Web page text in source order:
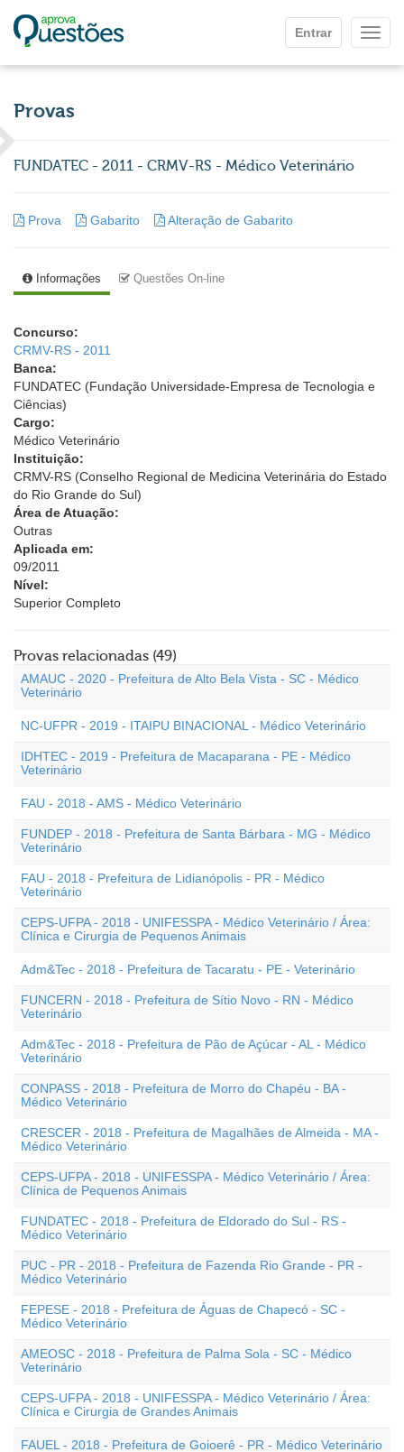
Entrar
Provas
FUNDATEC - 2011 - CRMV-RS - Médico Veterinário
Prova Gabarito Alteração de Gabarito
Informações Questões On-line
Concurso:
CRMV-RS - 2011
Banca:
FUNDATEC (Fundação Universidade-Empresa de Tecnologia e
Ciências)
Cargo:
Médico Veterinário
Instituição:
CRMV-RS (Conselho Regional de Medicina Veterinária do Estado
do Rio Grande do Sul)
Área de Atuação:
Outras
Aplicada em:
09/2011
Nível:
Superior Completo
Provas relacionadas (49)
AMAUC - 2020 - Prefeitura de Alto Bela Vista - SC - Médico
Veterinário
NC-UFPR - 2019 - ITAIPU BINACIONAL - Médico Veterinário
IDHTEC - 2019 - Prefeitura de Macaparana - PE - Médico
Veterinário
FAU - 2018 - AMS - Médico Veterinário
FUNDEP - 2018 - Prefeitura de Santa Bárbara - MG - Médico
Veterinário
FAU - 2018 - Prefeitura de Lidianópolis - PR - Médico
Veterinário
CEPS-UFPA - 2018 - UNIFESSPA - Médico Veterinário / Área:
Clínica e Cirurgia de Pequenos Animais
Adm&Tec - 2018 - Prefeitura de Tacaratu - PE - Veterinário
FUNCERN - 2018 - Prefeitura de Sítio Novo - RN - Médico
Veterinário
Adm&Tec - 2018 - Prefeitura de Pão de Açúcar - AL - Médico
Veterinário
CONPASS - 2018 - Prefeitura de Morro do Chapéu - BA -
Médico Veterinário
CRESCER - 2018 - Prefeitura de Magalhães de Almeida - MA -
Médico Veterinário
CEPS-UFPA - 2018 - UNIFESSPA - Médico Veterinário / Área:
Clínica de Pequenos Animais
FUNDATEC - 2018 - Prefeitura de Eldorado do Sul - RS -
Médico Veterinário
PUC - PR - 2018 - Prefeitura de Fazenda Rio Grande - PR -
Médico Veterinário
FEPESE - 2018 - Prefeitura de Águas de Chapecó - SC -
Médico Veterinário
AMEOSC - 2018 - Prefeitura de Palma Sola - SC - Médico
Veterinário
CEPS-UFPA - 2018 - UNIFESSPA - Médico Veterinário / Área:
Clínica e Cirurgia de Grandes Animais
FAUEL - 2018 - Prefeitura de Goioerê - PR - Médico Veterinário